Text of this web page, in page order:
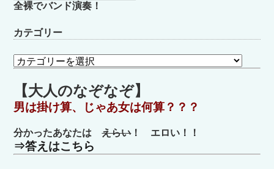
全裸でバンド演奏！
カテゴリー
カ
テ
ゴ
リ
ー
【大人のなぞなぞ】
男は掛け算、じゃあ女は何算？？？
分かったあなたはえらい！ エロい！！
⇒答えはこちら